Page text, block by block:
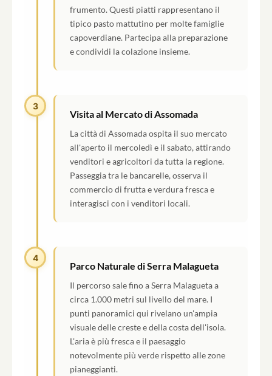
frumento. Questi piatti rappresentano il
tipico pasto mattutino per molte famiglie
capoverdiane. Partecipa alla preparazione
e condividi la colazione insieme.
3
Visita al Mercato di Assomada
La città di Assomada ospita il suo mercato
all'aperto il mercoledì e il sabato, attirando
venditori e agricoltori da tutta la regione.
Passeggia tra le bancarelle, osserva il
commercio di frutta e verdura fresca e
interagisci con i venditori locali.
4
Parco Naturale di Serra Malagueta
Il percorso sale fino a Serra Malagueta a
circa 1.000 metri sul livello del mare. I
punti panoramici qui rivelano un'ampia
visuale delle creste e della costa dell'isola.
L'aria è più fresca e il paesaggio
notevolmente più verde rispetto alle zone
pianeggianti.